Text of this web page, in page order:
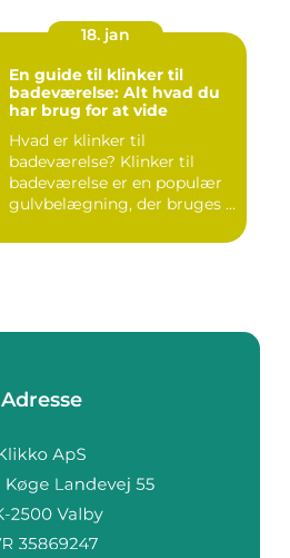
18. jan
En guide til klinker til
badeværelse: Alt hvad du
har brug for at vide
Hvad er klinker til
badeværelse? Klinker til
badeværelse er en populær
gulvbelægning, der bruges i
Adresse